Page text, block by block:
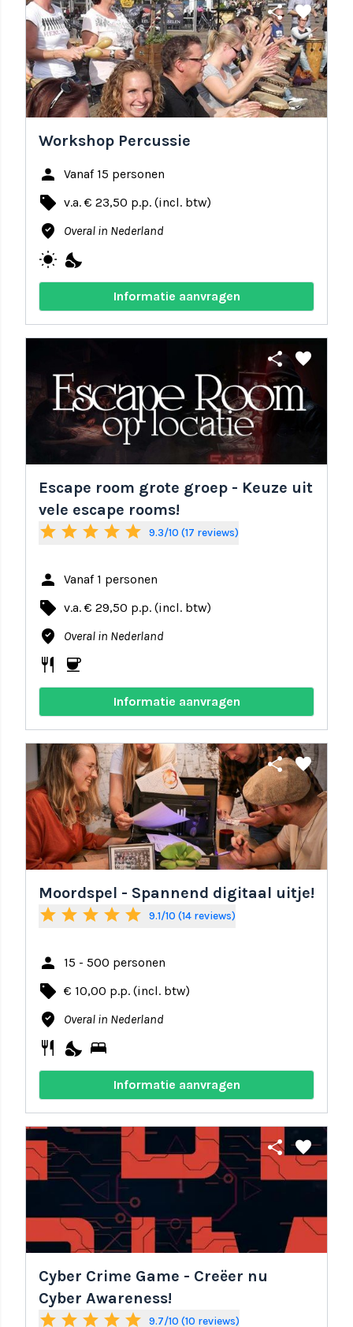
share favorite
Workshop Percussie
person Vanaf 15 personen
local_offer v.a. € 23,50 p.p. (incl. btw)
where_to_vote Overal in Nederland
wb_sunny nights_stay
Informatie aanvragen
share favorite
Escape room grote groep - Keuze uit
vele escape rooms!
star star star star star 9.3/10 (17 reviews)
person Vanaf 1 personen
local_offer v.a. € 29,50 p.p. (incl. btw)
where_to_vote Overal in Nederland
restaurant coffee
Informatie aanvragen
share favorite
Moordspel - Spannend digitaal uitje!
star star star star star 9.1/10 (14 reviews)
person 15 - 500 personen
local_offer € 10,00 p.p. (incl. btw)
where_to_vote Overal in Nederland
restaurant nights_stay bed
Informatie aanvragen
share favorite
Cyber Crime Game - Creëer nu
Cyber Awareness!
star star star star star 9.7/10 (10 reviews)